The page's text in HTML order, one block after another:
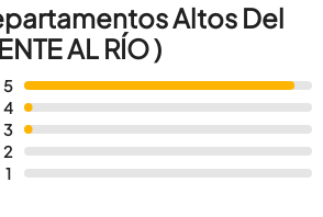
Altos Del
AL RÍO )
5
4
3
2
1